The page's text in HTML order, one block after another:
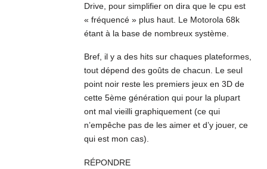
Drive, pour simplifier on dira que le cpu est
« fréquencé » plus haut. Le Motorola 68k
étant à la base de nombreux système.
Bref, il y a des hits sur chaques plateformes,
tout dépend des goûts de chacun. Le seul
point noir reste les premiers jeux en 3D de
cette 5ème génération qui pour la plupart
ont mal vieilli graphiquement (ce qui
n’empêche pas de les aimer et d’y jouer, ce
qui est mon cas).
RÉPONDRE